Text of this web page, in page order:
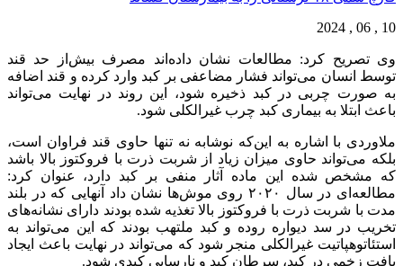
10 , 06 , 2024
وی تصریح کرد: مطالعات نشان داده‌اند مصرف بیش‌از حد قند
توسط انسان می‌تواند فشار مضاعفی بر کبد وارد کرده و قند اضافه
به صورت چربی در کبد ذخیره شود، این روند در نهایت می‌تواند
باعث ابتلا به بیماری کبد چرب غیرالکلی شود.
ملاوردی با اشاره به این‌که نوشابه نه تنها حاوی قند فراوان است،
بلکه می‌تواند حاوی میزان زیاد از شربت ذرت با فروکتوز بالا باشد
که مشخص شده این ماده آثار منفی بر کبد دارد، عنوان کرد:
مطالعه‌ای در سال ۲۰۲۰ روی موش‌ها نشان داد آنهایی که در بلند
مدت با شربت ذرت با فروکتوز بالا تغذیه شده بودند دارای نشانه‌های
تخریب در سد دیواره روده و کبد ملتهب بودند که این می‌تواند به
استئاتوهپاتیت غیرالکلی منجر شود که می‌تواند در نهایت باعث ایجاد
بافت زخمی در کبد، سرطان کبد و نارسایی کبدی شود.